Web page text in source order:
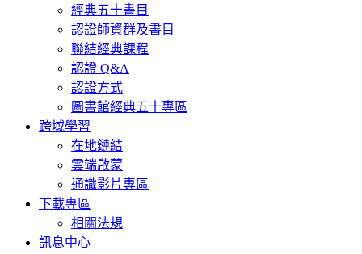
經典五十書目
認證師資群及書目
聯結經典課程
認證 Q&A
認證方式
圖書館經典五十專區
跨域學習
在地鏈結
雲端啟蒙
通識影片專區
下載專區
相關法規
訊息中心